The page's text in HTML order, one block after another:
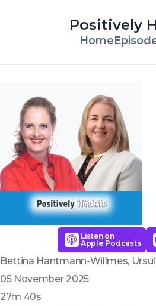
Positively
Home
Listen on
Apple Podcasts
Bettina Hantmann-Willmes,
05 November 2025
27m 40s